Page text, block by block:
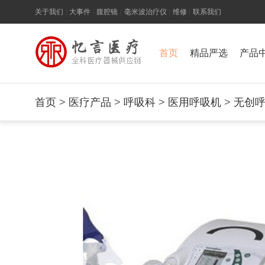
关于我们 大事件 腹腔镜 毫米波治疗仪 维修 联系我们
首页 精品严选 产品
首页 > 医疗产品 > 呼吸科 > 医用呼吸机 > 无创